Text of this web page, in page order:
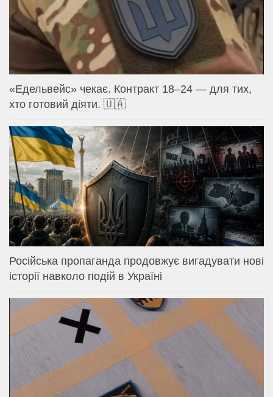
«Едельвейс» чекає. Контракт 18–24 — для тих,
хто готовий діяти. 🇺🇦
Російська пропаганда продовжує вигадувати нові
історії навколо подій в Україні